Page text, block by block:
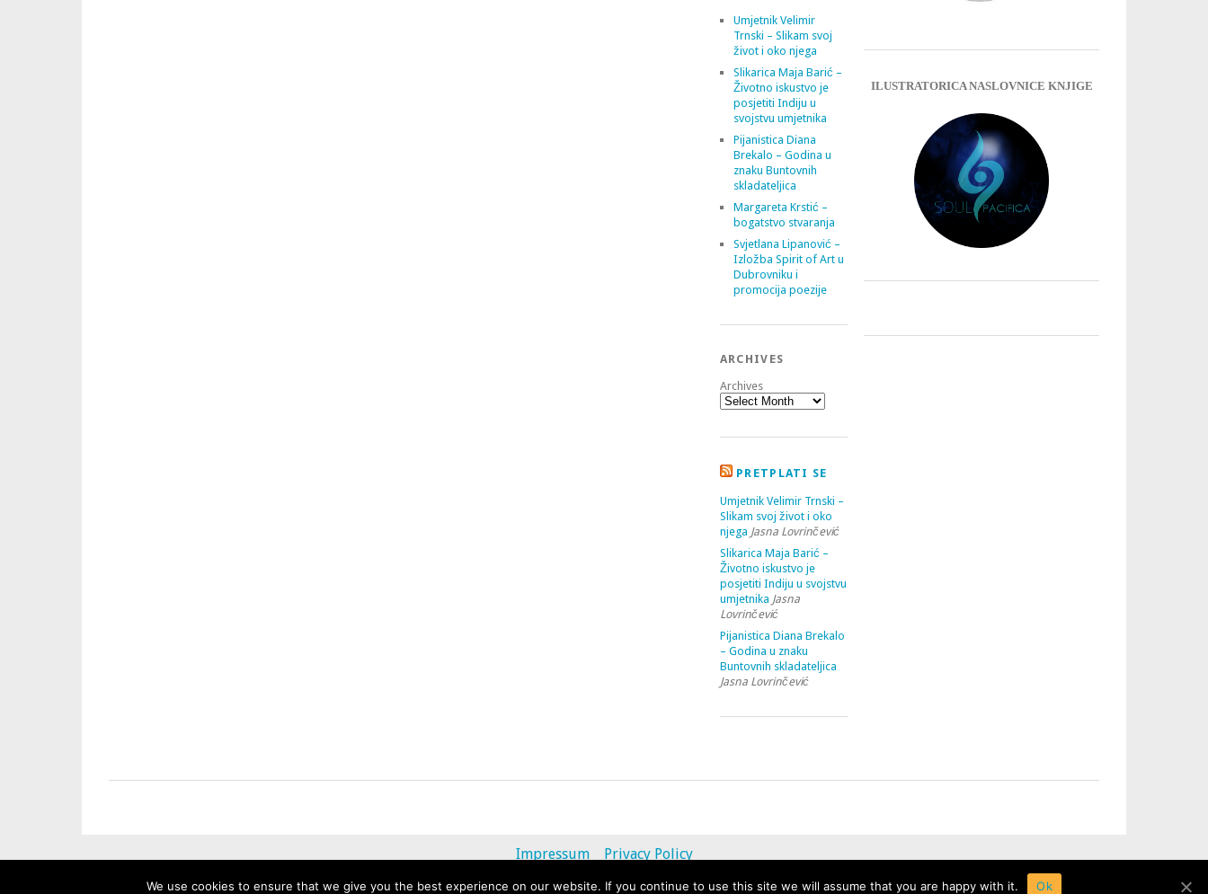
Umjetnik Velimir
Trnski – Slikam svoj
život i oko njega
Slikarica Maja Barić –
Životno iskustvo je
posjetiti Indiju u
svojstvu umjetnika
Pijanistica Diana
Brekalo – Godina u
znaku Buntovnih
skladateljica
Margareta Krstić –
bogatstvo stvaranja
Svjetlana Lipanović –
Izložba Spirit of Art u
Dubrovniku i
promocija poezije
ARCHIVES
Archives
PRETPLATI SE
Umjetnik Velimir Trnski –
Slikam svoj život i oko
njega Jasna Lovrinčević
Slikarica Maja Barić –
Životno iskustvo je
posjetiti Indiju u svojstvu
umjetnika Jasna
Lovrinčević
Pijanistica Diana Brekalo
– Godina u znaku
Buntovnih skladateljica
Jasna Lovrinčević
ILUSTRATORICA NASLOVNICE KNJIGE
Impressum
Privacy Policy
© 2013 - 2020 uvihoruvremena.com. Alle Rechte vorbehalten.
We use cookies to ensure that we give you the best experience on our website. If you continue to use this site we will assume that you are happy with it. Ok